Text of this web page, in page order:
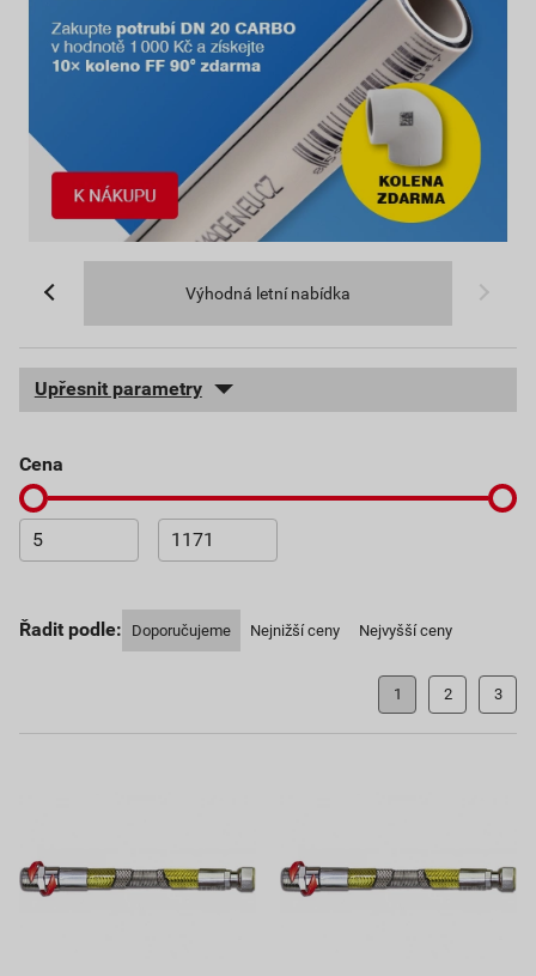
Výhodná letní nabídka
Upřesnit parametry
cena
Řadit podle: Doporučujeme Nejnižší ceny Nejvyšší ceny
1 2 3